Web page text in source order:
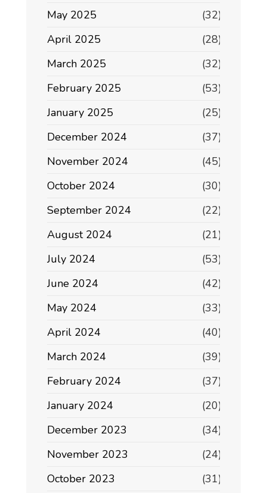
May 2025
(32)
April 2025
(28)
March 2025
(32)
February 2025
(53)
January 2025
(25)
December 2024
(37)
November 2024
(45)
October 2024
(30)
September 2024
(22)
August 2024
(21)
July 2024
(53)
June 2024
(42)
May 2024
(33)
April 2024
(40)
March 2024
(39)
February 2024
(37)
January 2024
(20)
December 2023
(34)
November 2023
(24)
October 2023
(31)